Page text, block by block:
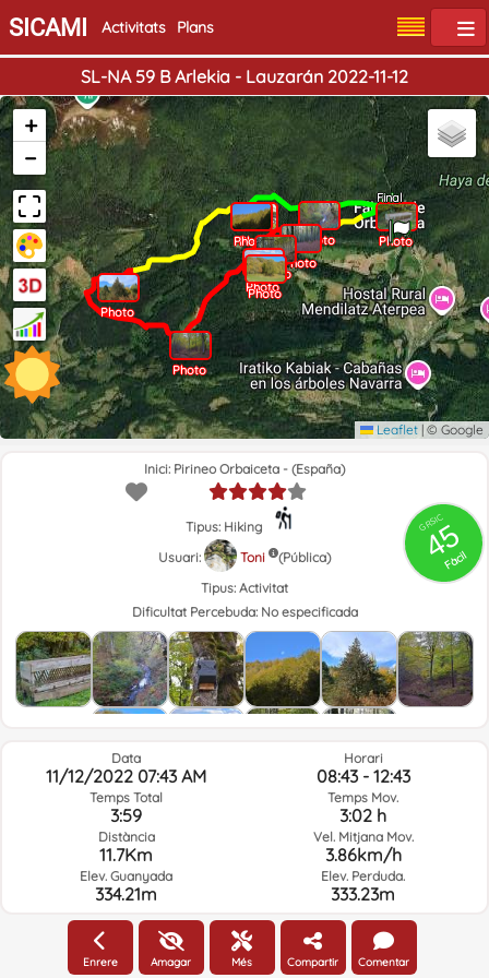
SICAMI Activitats Plans
SL-NA 59 B Arlekia - Lauzarán 2022-11-12
Inici
Final
Photo
Photo
Photo
Photo
Photo
Photo
Photo
Photo
Photo
Photo
+
−
Leaflet | © Google
GRSIC
45
Fàcil
Inici: Pirineo Orbaiceta - (España)
Tipus: Hiking
Usuari:
Toni
(Pública)
Tipus: Activitat
Dificultat Percebuda: No especificada
Data
11/12/2022 07:43 AM
Temps Total
3:59
Distància
11.7Km
Elev. Guanyada
334.21m
Horari
08:43 - 12:43
Temps Mov.
3:02 h
Vel. Mitjana Mov.
3.86km/h
Elev. Perduda.
333.23m
Clima del dia de la ruta i hora seleccionada
Enrere Amagar Més Compartir Comentar